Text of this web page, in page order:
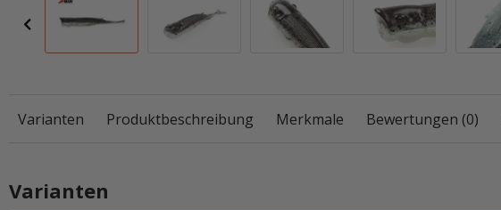
Varianten Produktbeschreibung Merkmale Bewertungen (0)
Varianten